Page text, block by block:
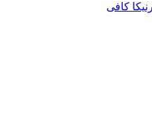
کافی